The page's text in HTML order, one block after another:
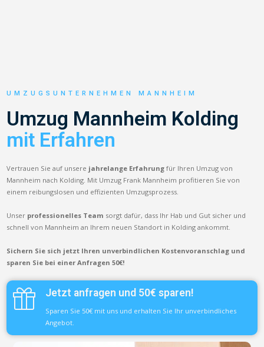
UMZUGSUNTERNEHMEN MANNHEIM
Umzug Mannheim Kolding
mit Erfahren
Vertrauen Sie auf unsere jahrelange Erfahrung für Ihren Umzug von
Mannheim nach Kolding. Mit Umzug Frank Mannheim profitieren Sie von
einem reibungslosen und effizienten Umzugsprozess.
Unser professionelles Team sorgt dafür, dass Ihr Hab und Gut sicher und
schnell von Mannheim an Ihrem neuen Standort in Kolding ankommt.
Sichern Sie sich jetzt Ihren unverbindlichen Kostenvoranschlag und
sparen Sie bei einer Anfragen 50€!
Jetzt anfragen und 50€ sparen!
Sparen Sie 50€ mit uns und erhalten Sie Ihr unverbindliches
Angebot.